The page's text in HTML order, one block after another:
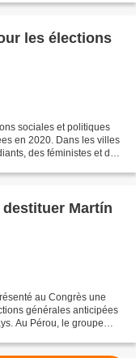
les élections
sociales et politiques
en 2020. Dans les villes
des féministes et des
Martín
au Congrès une
générales anticipées
Au Pérou, le groupe